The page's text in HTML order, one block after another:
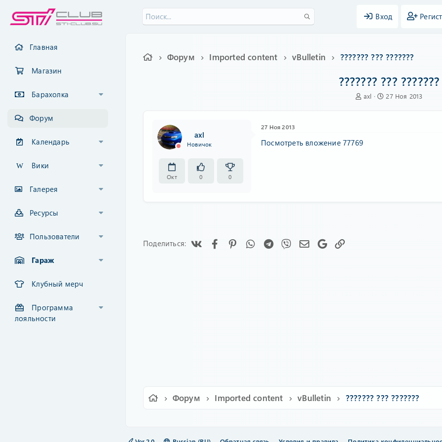
Вход
Главная
Магазин
Барахолка
Форум
Календарь
Вики
Галерея
Ресурсы
Пользователи
Гараж
Клубный мерч
Программа
лояльности
Форум Imported content vBulletin ??????? ??? ???????
??????? ??? ???????
А
т
axl
Д
27 Ноя 2013
axl
Новичок
Окт 0 0
27 Ноя 2013
Посмотреть вложение 77769
Поделиться: FacebookPinterestWhatsAppTelegram
Viber Электронная почта
Google
Форум Imported content vBulletin ??????? ??? ???????